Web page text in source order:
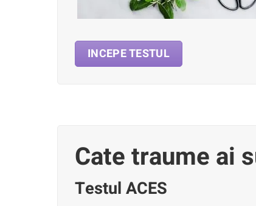
INCEPE TESTUL
Cate traume ai
Testul ACES